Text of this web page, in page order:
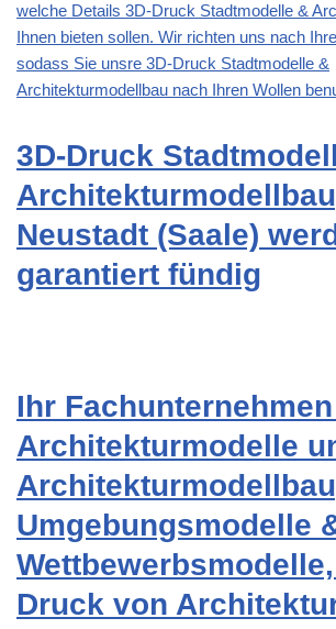
welche Details 3D-Druck Stadtmodelle &
Ihnen bieten sollen. Wir richten uns nach
sodass Sie unsre 3D-Druck Stadtmodelle &
Architekturmodellbau nach Ihren Wollen
3D-Druck
Neustadt (Saale)
garantiert fündig
Ihr
Architekturmodelle
Umgebungsmodelle
Druck von